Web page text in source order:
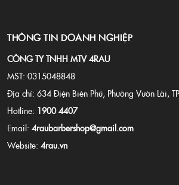
THÔNG TIN DOANH NGHIỆP
CÔNG TY TNHH MTV 4RAU
MST: 0315048848
Địa chỉ: 634 Điện Biên Phủ, Phường Vườn Lài,
Hotline: 1900 4407
Email: 4raubarbershop@gmail.com
Website: 4rau.vn